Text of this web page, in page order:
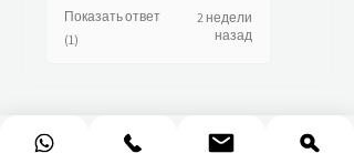
Показать ответ
(1)
2 недели
назад
★ ★